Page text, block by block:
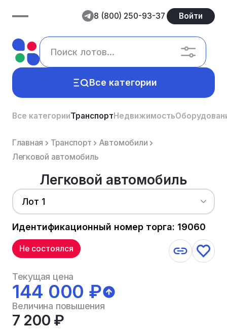
8 (800) 250-93-37 Войти
Все категории
Все категорииТранспортНедвижимость
Главная Транспорт
Автомобили
Легковой автомобиль
Легковой автомобиль
Лот 1
Идентификационный номер торга: 19060
Не состоялся
Текущая цена
144 000 ₽
Величина повышения
7 200 ₽